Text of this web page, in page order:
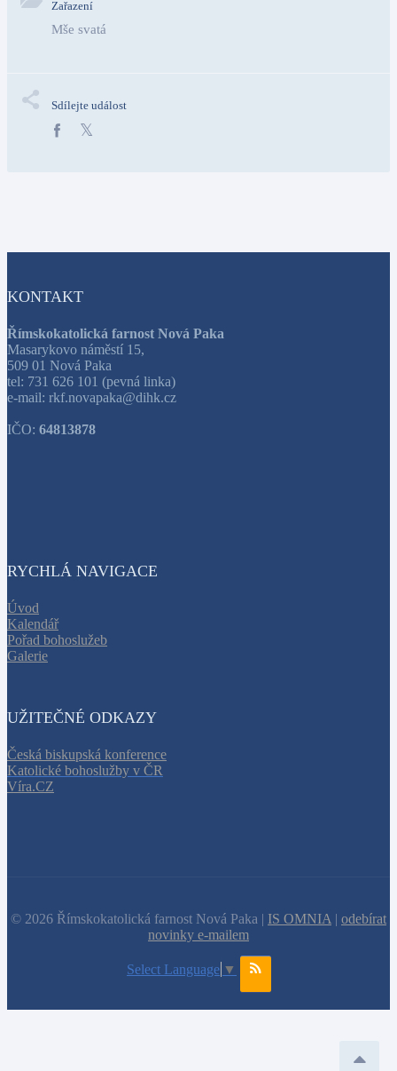
Zařazení
Mše svatá
Sdílejte událost
KONTAKT
Římskokatolická farnost Nová Paka
Masarykovo náměstí 15,
509 01 Nová Paka
tel: 731 626 101 (pevná linka)
e-mail: rkf.novapaka@dihk.cz
IČO: 64813878
RYCHLÁ NAVIGACE
Úvod
Kalendář
Pořad bohoslužeb
Galerie
UŽITEČNÉ ODKAZY
Česká biskupská konference
Katolické bohoslužby v ČR
Víra.CZ
© 2026 Římskokatolická farnost Nová Paka | IS OMNIA | odebírat
novinky e-mailem
Select Language ▼